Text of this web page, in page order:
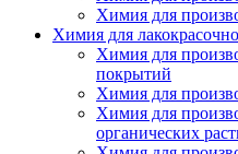
Химия для
Химия для
Химия для
покрытий
Химия для
Химия для
органических